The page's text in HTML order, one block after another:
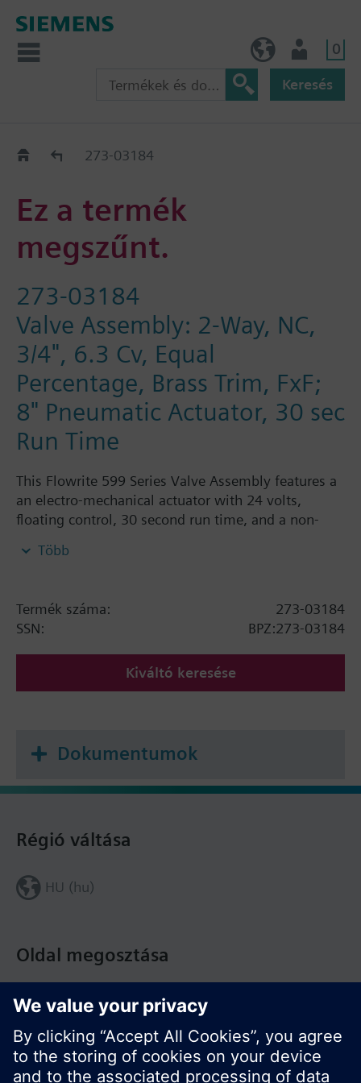
0
Keresés
Régi-Új Kiváltási segédlet
273-03184
Ez a termék
megszűnt.
273-03184
Valve Assembly: 2-Way, NC,
3/4", 6.3 Cv, Equal
Percentage, Brass Trim, FxF;
8" Pneumatic Actuator, 30 sec
Run Time
This Flowrite 599 Series Valve Assembly features a
an electro-mechanical actuator with 24 volts,
floating control, 30 second run time, and a non-
percentage valve assembly is ANSI Class 250, has a
3/4".
Több
Termék száma:
273-03184
SSN:
BPZ:273-03184
Kiváltó keresése
Dokumentumok
Oldal megosztása
Régió váltása
HU (hu)